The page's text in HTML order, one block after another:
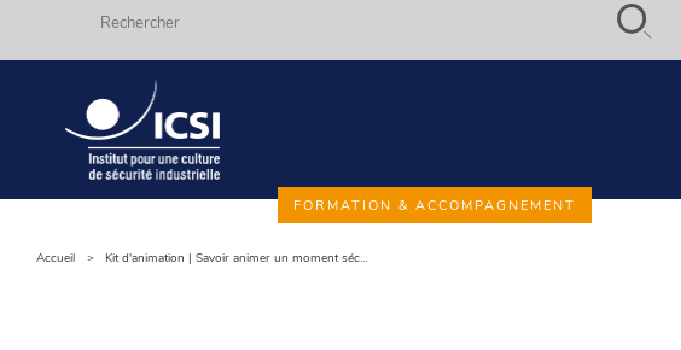
Aller
principal
Rechercher
FORMATION & ACCOMPAGNEMENT
Fils
Accueil Kit d'animation | Savoir animer un moment sécurité